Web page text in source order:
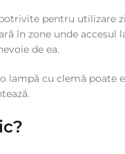
pentru utilizare
în zone unde
de ea.
cu clemă poate